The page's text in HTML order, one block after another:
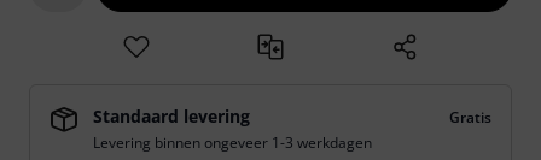
Standaard levering
Gratis
Levering binnen ongeveer 1-3 werkdagen